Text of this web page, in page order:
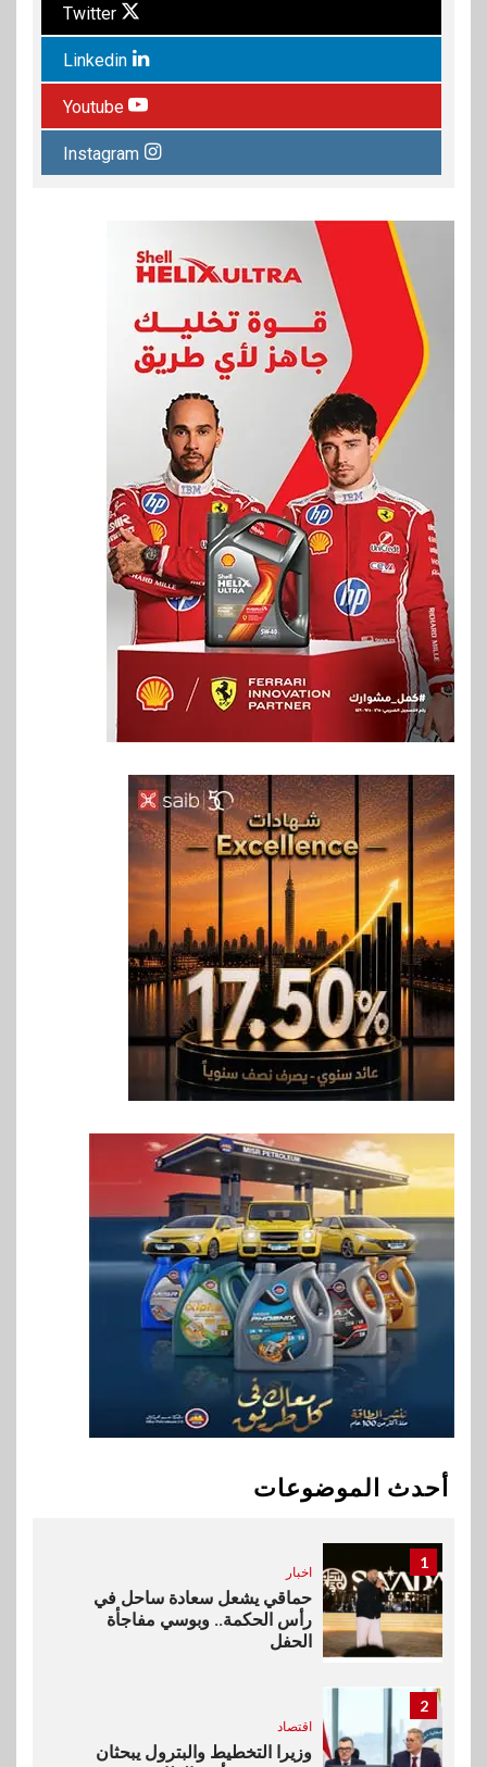
Twitter
Linkedin
Youtube
Instagram
أحدث الموضوعات
6
اخبار
غرفة القاهرة تنظم ندوة إلكترونية
لدعم الصادرات وتحقيق
مستهدفات رؤية مصر 2030
7
بنوك
بنك مصر يشارك في فعالية اليوم
العالمي للشباب ويقدم العديد من
العروض المجانية
بنك QNB مصر يعزز جاهزية
المشروعات الصغيرة والمتوسطة
للنمو والتوسع
9 اخبار
فيكسد مصر و”حلول” تتشاركان
في تطوير أول منصة للسياحة
الصحية في مصر والشرق الأوسط
وأفريقيا Tour4Cure
سوق وصلة
جهازًا مثاليًا للشباب
1
اخبار
حماقي يشعل سعادة ساحل في
رأس الحكمة.. وبوسي مفاجأة
الحفل
2
اقتصاد
وزيرا التخطيط والبترول يبحثان